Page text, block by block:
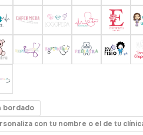
bordado
con tu nombre o el de tu